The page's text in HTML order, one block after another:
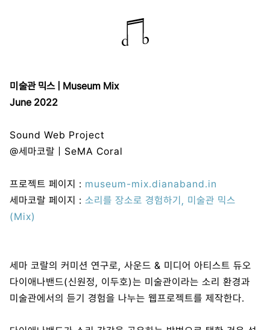
미술관 믹스 | Museum Mix
June 2022
Sound Web Project
@세마코랄 | SeMA Coral
프로젝트 페이지 : museum-mix.dianaband.in
세마코랄 페이지 :소리를 장소로 경험하기, 미술관 믹스
(Mix)
세마 코랄의 커미션 연구로, 사운드 & 미디어 아티스트 듀오
다이애나밴드(신원정, 이두호)는 미술관이라는 소리 환경과
미술관에서의 듣기 경험을 나누는 웹프로젝트를 제작한다.